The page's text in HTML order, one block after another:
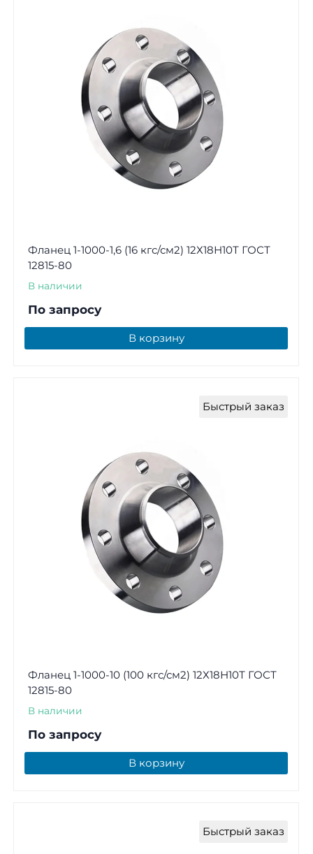
Фланец 1-1000-1,6 (16 кгс/см2) 12Х18Н10Т ГОСТ
12815-80
В наличии
По запросу
В корзину
Быстрый заказ
Фланец 1-1000-10 (100 кгс/см2) 12Х18Н10Т ГОСТ
12815-80
В наличии
По запросу
В корзину
Быстрый заказ